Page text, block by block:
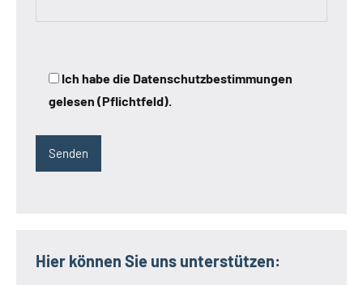
Ich habe die Datenschutzbestimmungen
gelesen (Pflichtfeld).
Hier können Sie uns unterstützen: